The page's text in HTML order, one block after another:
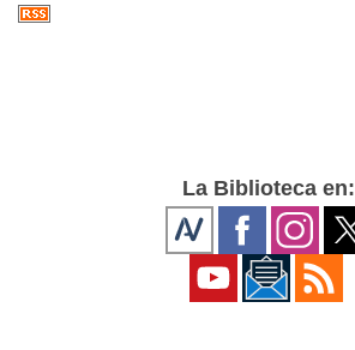
La Biblioteca en: